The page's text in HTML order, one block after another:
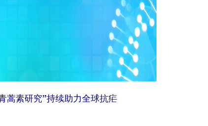
素研究”持续助力全球抗疟